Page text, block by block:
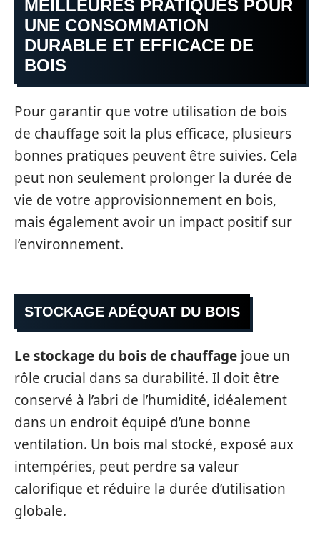
MEILLEURES PRATIQUES POUR
UNE CONSOMMATION
DURABLE ET EFFICACE DE
BOIS
Pour garantir que votre utilisation de bois
de chauffage soit la plus efficace, plusieurs
bonnes pratiques peuvent être suivies. Cela
peut non seulement prolonger la durée de
vie de votre approvisionnement en bois,
mais également avoir un impact positif sur
l’environnement.
STOCKAGE ADÉQUAT DU BOIS
Le stockage du bois de chauffage joue un
rôle crucial dans sa durabilité. Il doit être
conservé à l’abri de l’humidité, idéalement
dans un endroit équipé d’une bonne
ventilation. Un bois mal stocké, exposé aux
intempéries, peut perdre sa valeur
calorifique et réduire la durée d’utilisation
globale.